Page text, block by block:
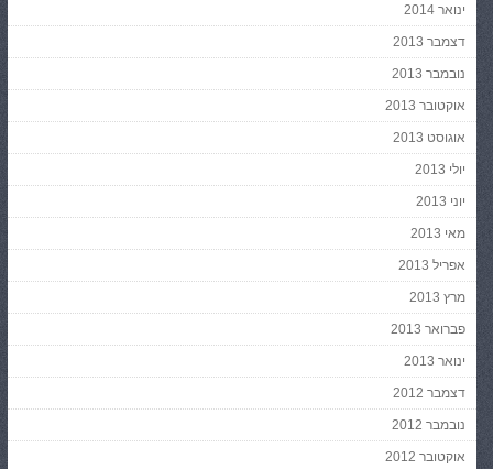
ינואר 2014
דצמבר 2013
נובמבר 2013
אוקטובר 2013
אוגוסט 2013
יולי 2013
יוני 2013
מאי 2013
אפריל 2013
מרץ 2013
פברואר 2013
ינואר 2013
דצמבר 2012
נובמבר 2012
אוקטובר 2012